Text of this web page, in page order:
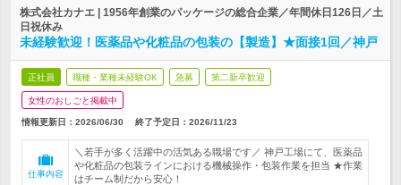
株式会社カナエ | 1956年創業のパッケージの総合企業／年間休日126日／土
日祝休み
未経験歓迎！医薬品や化粧品の包装の【製造】★面接1回／神戸
正社員 職種・業種未経験OK 急募 第二新卒歓迎
女性のおしごと掲載中
情報更新日：2026/06/30 終了予定日： 2026/11/23
仕事内容
＼若手が多く活躍中の活気ある職場です／ 神戸工場にて、医薬品
や化粧品の包装ラインにおける機械操作・包装作業を担当 ★作業
はチーム制だから安心！